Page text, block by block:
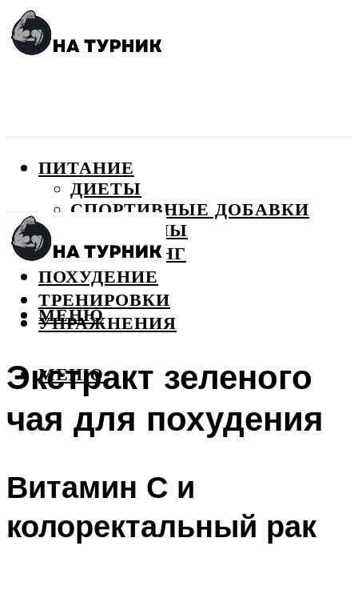
ПИТАНИЕ
ДИЕТЫ
СПОРТИВНЫЕ ДОБАВКИ
ВИТАМИНЫ
БОДИБИЛДИНГ
ПОХУДЕНИЕ
ТРЕНИРОВКИ
УПРАЖНЕНИЯ
МЕНЮ
МЕНЮ
Экстракт зеленого
чая для похудения
Витамин С и
колоректальный рак